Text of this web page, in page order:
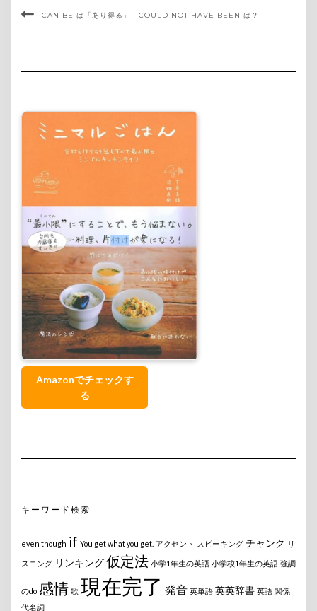
CAN BE は「あり得る」 COULD NOT HAVE BEEN は？
Amazonでチェックす
る
キーワード検索
even though if You get what you get. アクセント スピーキング チャンク リ
スニング リンキング仮定法 小学1年生の英語 小学校1年生の英語 強調
のdo 感情 歌 現在完了 発音 英単語 英英辞書 英語 関係
代名詞